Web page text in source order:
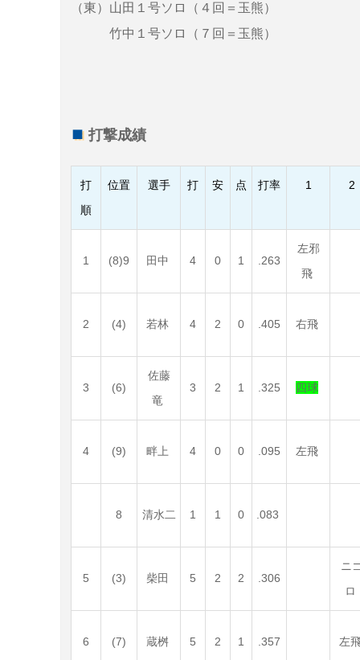
（東）山田１号ソロ（４回＝玉熊）
竹中１号ソロ（７回＝玉熊）
打撃成績
打
順
位置 選手 打 安 点 打率 1 2
1 (8)9 田中 4 0 1 .263
左邪
飛
2 (4) 若林 4 2 0 .405 右飛
3 (6)
佐藤
竜
3 2 1 .325 四球
4 (9) 畔上 4 0 0 .095 左飛
8 清水二 1 1 0 .083
5 (3) 柴田 5 2 2 .306
ニ
ロ
6 (7) 蔵桝 5 2 1 .357 左